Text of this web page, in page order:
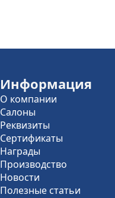
Информация
О компании
Салоны
Реквизиты
Сертификаты
Награды
Производство
Новости
Полезные статьи